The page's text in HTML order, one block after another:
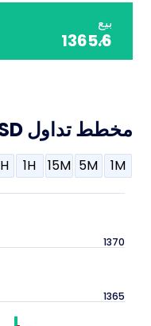
بيع
1365.6
مخطط تداول XPDUSD
1M
5M
15M
1H
4H
1365
1370